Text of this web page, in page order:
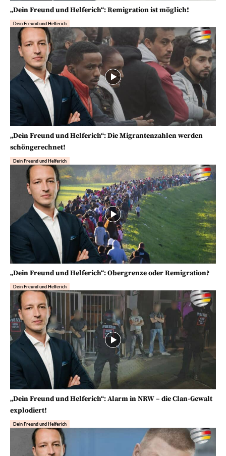
„Dein Freund und Helferich“: Remigration ist möglich!
Dein Freund und Helferich
„Dein Freund und Helferich“: Die Migrantenzahlen werden
schöngerechnet!
Dein Freund und Helferich
„Dein Freund und Helferich“: Obergrenze oder Remigration?
Dein Freund und Helferich
„Dein Freund und Helferich“: Alarm in NRW – die Clan-Gewalt
explodiert!
Dein Freund und Helferich